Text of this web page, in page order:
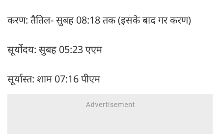
करण: तैतिल- सुबह 08:18 तक (इसके बाद गर करण)
सूर्योदय: सुबह 05:23 एएम
सूर्यास्त: शाम 07:16 पीएम